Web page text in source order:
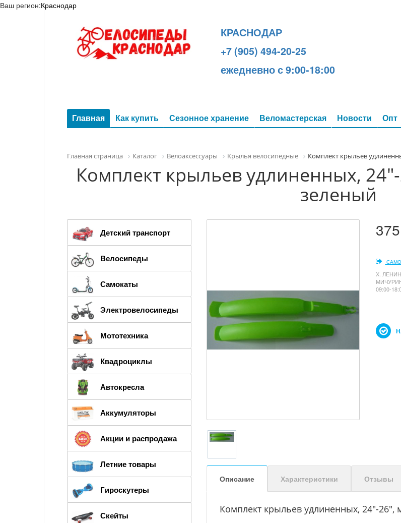
Ваш регион:Краснодар
КРАСНОДАР
+7 (905) 494-20-25
ежедневно с 9:00-18:00
Главная Как купить Сезонное хранение Веломастерская Новости Опт
Главная страница Каталог Велоаксессуары Крылья велосипедные Комплект крыльев
Комплект крыльев удлиненных,
зеленый
Х.
09:00-
Описание Характеристики Отзывы
Комплект крыльев удлиненных, 24"-26",
Детский транспорт
Велосипеды
Самокаты
Электровелосипеды
Мототехника
Квадроциклы
Автокресла
Аккумуляторы
Акции и распродажа
Летние товары
Гироскутеры
Скейты